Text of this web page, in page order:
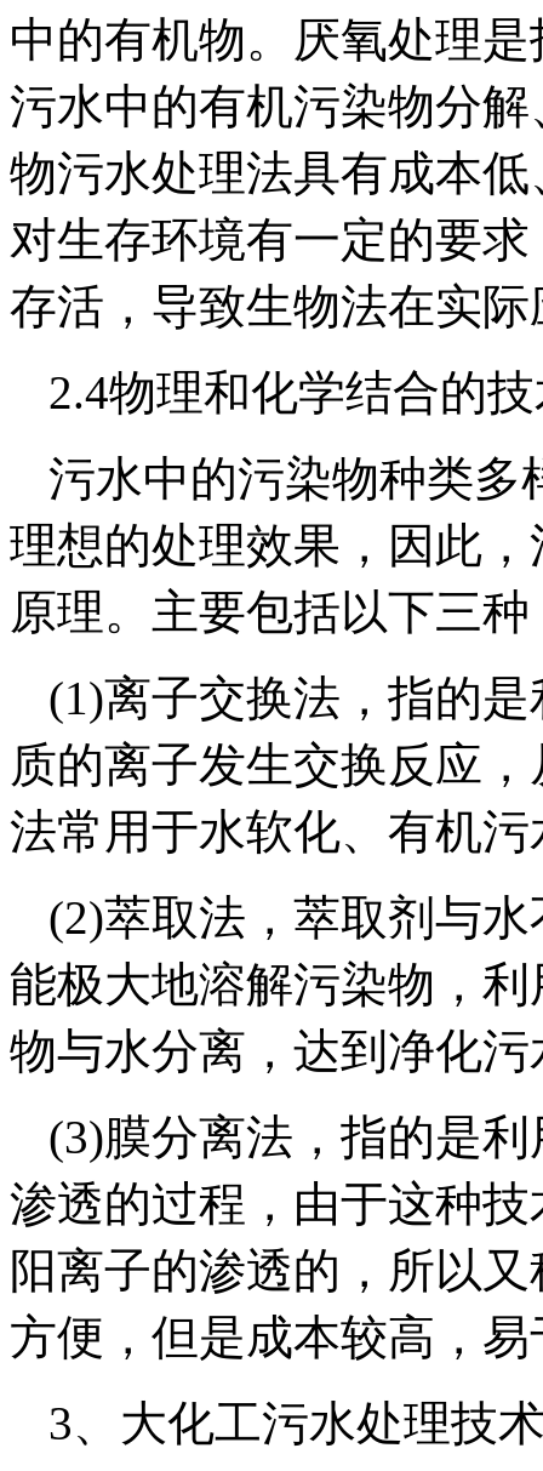
中的有机物。厌氧处理
污水中的有机污染物分
物污水处理法具有成本
对生存环境有一定的要
存活，导致生物法在实
2.4物理和化学结合的
污水中的污染物种类多
理想的处理效果，因此
原理。主要包括以下三种
(1)离子交换法，指的
质的离子发生交换反应
法常用于水软化、有机
(2)萃取法，萃取剂与
能极大地溶解污染物，
物与水分离，达到净化
(3)膜分离法，指的是
渗透的过程，由于这种
阳离子的渗透的，所以
方便，但是成本较高，
3、大化工污水处理技